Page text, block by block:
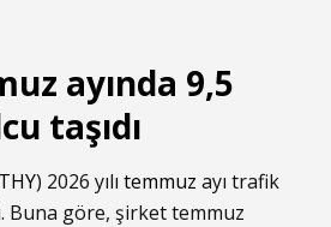
ayında 9,5
taşıdı
THY) 2026 yılı temmuz ayı trafik
Buna göre, şirket temmuz